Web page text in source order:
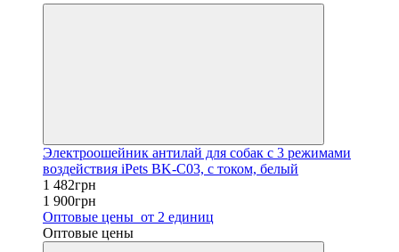
Электроошейник антилай для собак с 3 режимами
воздействия iPets BK-C03, с током, белый
1 482грн
1 900грн
Оптовые цены от 2 единиц
Оптовые цены